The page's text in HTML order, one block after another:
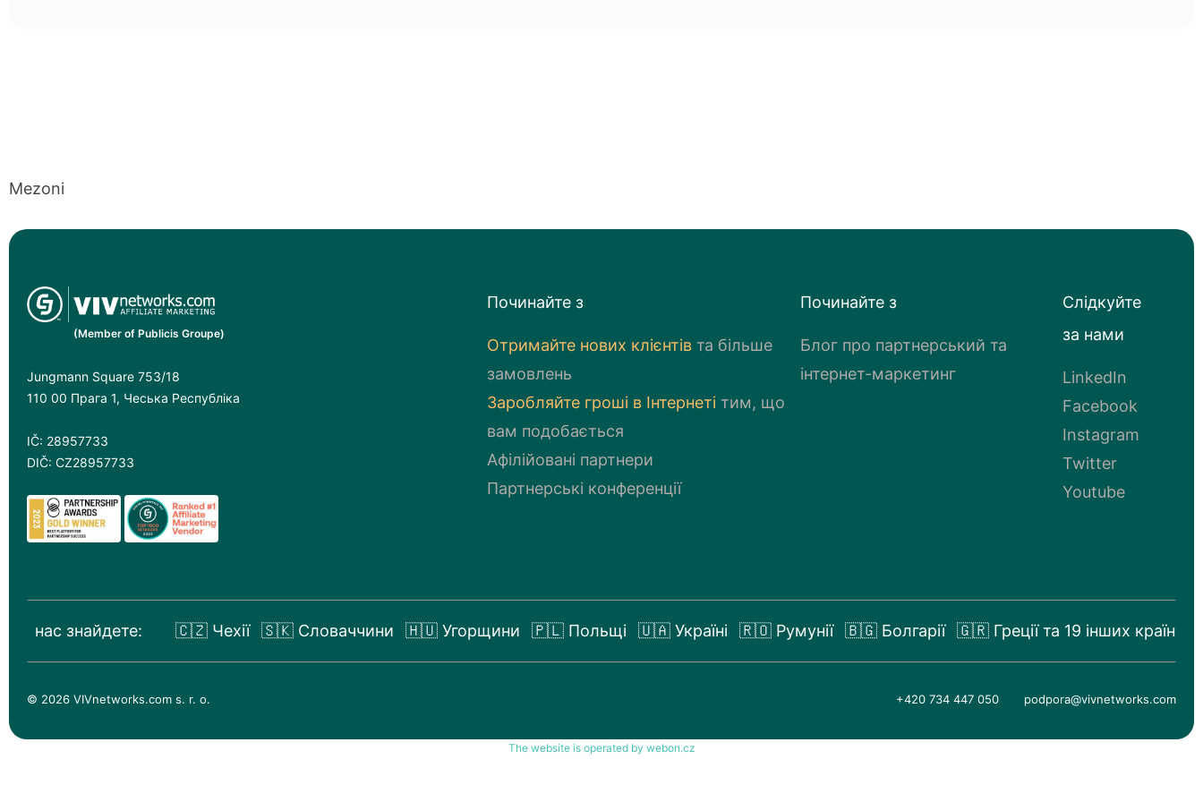
Mezoni
(Member of Publicis Groupe)
Jungmann Square 753/18
110 00 Прага 1, Чеська Республіка
IČ: 28957733
DIČ: CZ28957733
Починайте з
Отримайте нових клієнтівта більше
замовлень
Заробляйте грошi в Iнтернетi тим, що
вам подобається
Афілійовані партнери
Партнерські конференції
Починайте з
Блог про партнерський та
інтернет-маркетинг
Слідкуйте
за нами
LinkedIn
Facebook
Instagram
Twitter
Youtube
нас знайдете: 🇨🇿 Чехії 🇸🇰 Словаччини 🇭🇺 Угорщини 🇵🇱 Польщі 🇺🇦 Україні 🇷🇴 Румунії 🇧🇬 Болгарії 🇬🇷 Греції та 19 інших країн
© 2026 VIVnetworks.com s. r. o. +420 734 447 050 podpora@vivnetworks.com
The website is operated by webon.cz